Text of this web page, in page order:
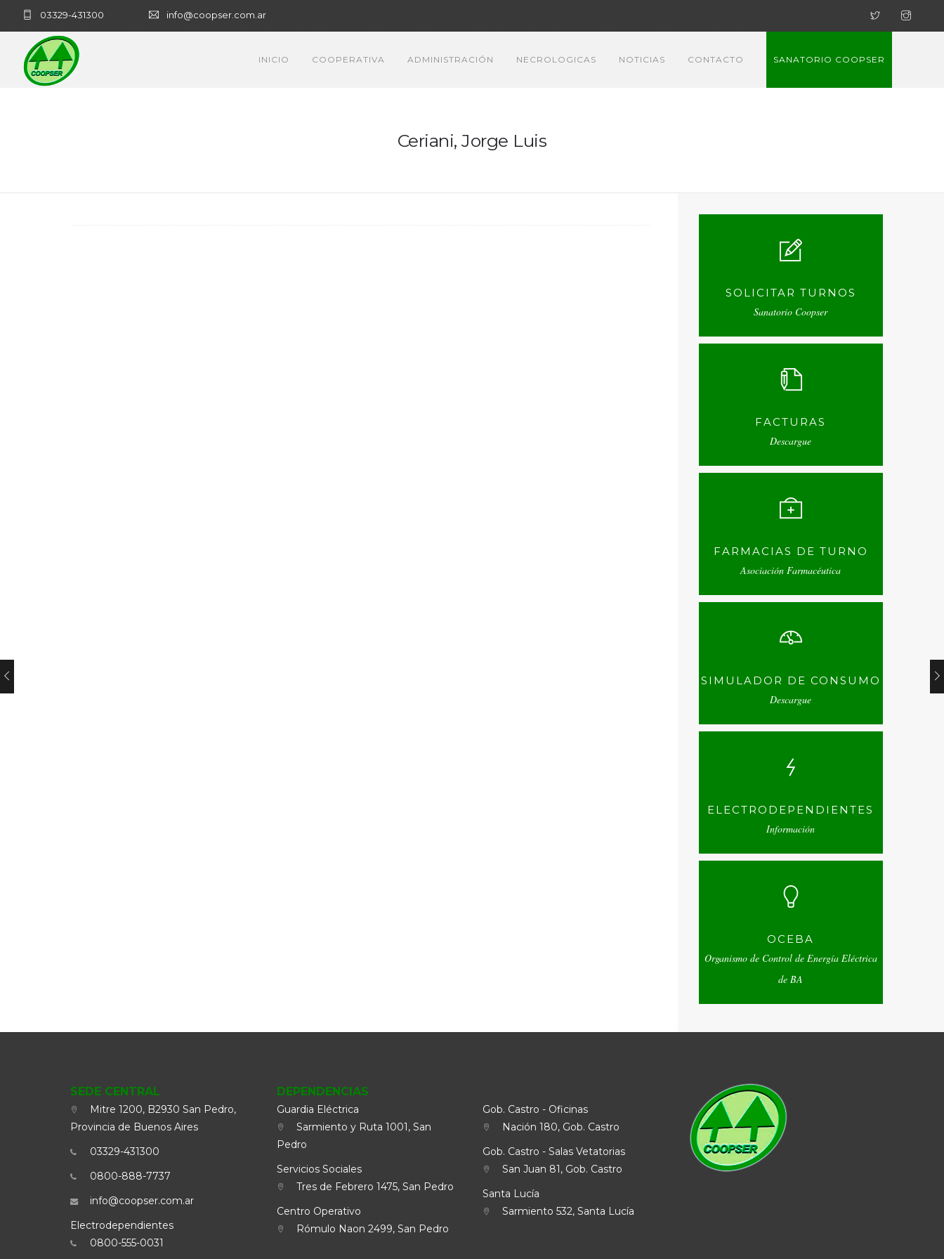
03329-431300 info@coopser.com.ar
INICIO COOPERATIVA ADMINISTRACIÓN NECROLOGICAS NOTICIAS CONTACTO SANATORIO COOPSER
Ceriani, Jorge Luis
SOLICITAR TURNOS
Sanatorio Coopser
FACTURAS
Descargue
FARMACIAS DE TURNO
Asociación Farmacéutica
SIMULADOR DE CONSUMO
Descargue
ELECTRODEPENDIENTES
Información
OCEBA
Organismo de Control de Energía Eléctrica
de BA
SEDE CENTRAL
Mitre 1200, B2930 San Pedro,
Provincia de Buenos Aires
03329-431300
0800-888-7737
info@coopser.com.ar
Electrodependientes
0800-555-0031
DEPENDENCIAS
Guardia Eléctrica
Sarmiento y Ruta 1001, San
Pedro
Servicios Sociales
Tres de Febrero 1475, San Pedro
Centro Operativo
Rómulo Naon 2499, San Pedro
Gob. Castro - Oficinas
Nación 180, Gob. Castro
Gob. Castro - Salas Vetatorias
San Juan 81, Gob. Castro
Santa Lucía
Sarmiento 532, Santa Lucía